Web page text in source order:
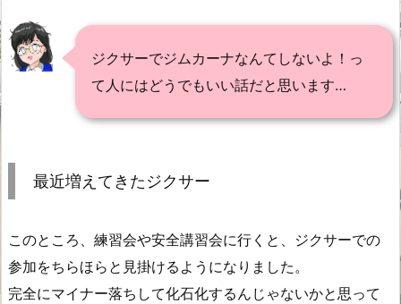
ジクサーでジムカーナなんてしないよ！っ
て人にはどうでもいい話だと思います…
最近増えてきたジクサー
このところ、練習会や安全講習会に行くと、ジクサーでの
参加をちらほらと見掛けるようになりました。
完全にマイナー落ちして化石化するんじゃないかと思って